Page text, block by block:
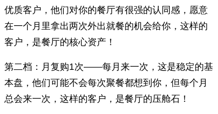
优质客户，他们对你的餐厅有很强的认同感，愿意
在一个月里拿出两次外出就餐的机会给你，这样的
客户，是餐厅的核心资产！
第二档：月复购1次——每月来一次，这是稳定的基
本盘，他们可能不会每次聚餐都想到你，但每个月
总会来一次，这样的客户，是餐厅的压舱石！